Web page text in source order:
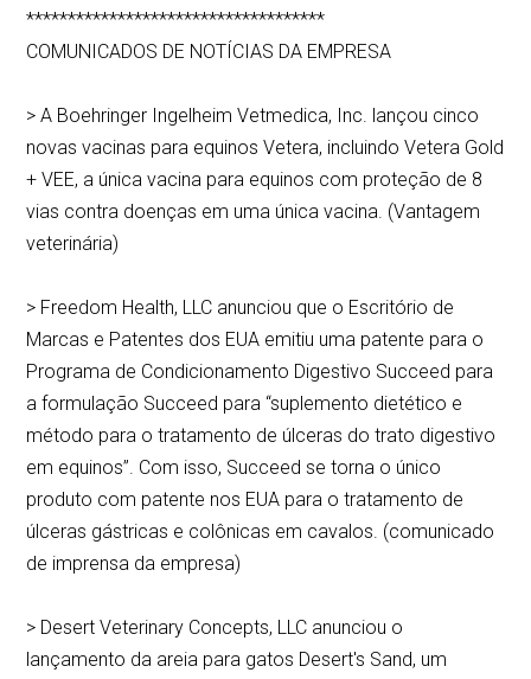
************************************
COMUNICADOS DE NOTÍCIAS DA EMPRESA
> A Boehringer Ingelheim Vetmedica, Inc. lançou cinco
novas vacinas para equinos Vetera, incluindo Vetera Gold
+ VEE, a única vacina para equinos com proteção de 8
vias contra doenças em uma única vacina. (Vantagem
veterinária)
> Freedom Health, LLC anunciou que o Escritório de
Marcas e Patentes dos EUA emitiu uma patente para o
Programa de Condicionamento Digestivo Succeed para
a formulação Succeed para “suplemento dietético e
método para o tratamento de úlceras do trato digestivo
em equinos”. Com isso, Succeed se torna o único
produto com patente nos EUA para o tratamento de
úlceras gástricas e colônicas em cavalos. (comunicado
de imprensa da empresa)
> Desert Veterinary Concepts, LLC anunciou o
lançamento da areia para gatos Desert's Sand, um